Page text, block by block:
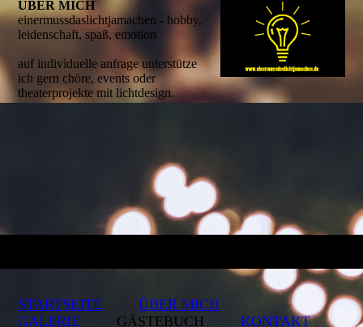
ÜBER MICH
einermussdaslichtjamachen - hobby,
leidenschaft, spaß, emotion
auf individuelle anfrage unterstütze
ich gern chöre, events oder
theaterprojekte mit lichtdesign.
STARTSEITE
ÜBER MICH
GALERIE GÄSTEBUCHKONTAKT